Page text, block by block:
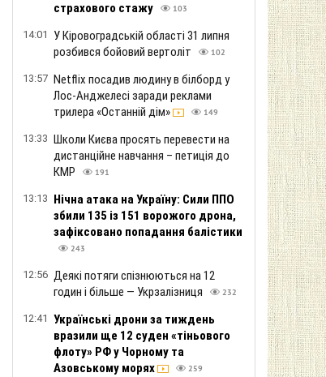
страхового стажу
103
14:01
У Кіровоградській області 31 липня
розбився бойовий вертоліт
102
13:57 Netflix посадив людину в білборд у
Лос-Анджелесі заради реклами
трилера «Останній дім»
149
13:33 Школи Києва просять перевести на
дистанційне навчання – петиція до
КМР
191
13:13 Нічна атака на Україну: Сили ППО
збили 135 із 151 ворожого дрона,
зафіксовано попадання балістики
243
12:56 Деякі потяги спізнюються на 12
годин і більше — Укрзалізниця
232
12:41 Українські дрони за тиждень
вразили ще 12 суден «тіньового
флоту» РФ у Чорному та
Азовському морях
259